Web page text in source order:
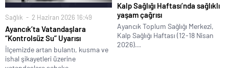
Sağlık 2 Haziran 2026 16:49
Ayancık’ta Vatandaşlara
“Kontrolsüz Su” Uyarısı
İlçemizde artan bulantı, kusma ve
ishal şikayetleri üzerine
Kalp Sağlığı Haftası’nda sağlıklı
yaşam çağrısı
Ayancık Toplum Sağlığı Merkezi,
Kalp Sağlığı Haftası (12-18 Nisan
2026)...